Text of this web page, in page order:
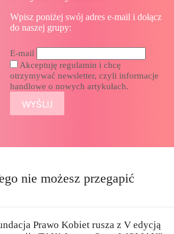
Wpisz poniżej swój adres e-mail i dołącz
do naszej grupy:
E-mail
Akceptuję regulamin i chcę
otrzymywać newsletter, czyli informacje
handlowe o nowych artykułach.
nie możesz przegapić
Prawo Kobiet rusza z V edycją